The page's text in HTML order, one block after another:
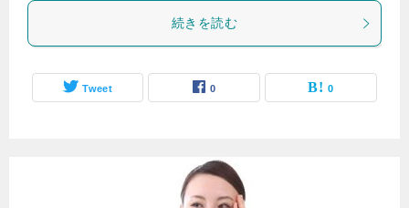
続きを読む
Tweet 0 0